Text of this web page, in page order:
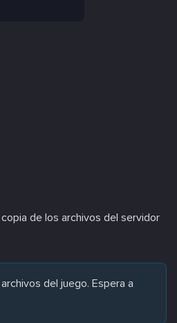
de los archivos del servidor
del juego. Espera a